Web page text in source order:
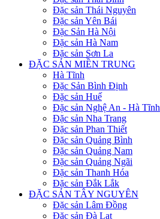
Đặc sản Thái Nguyên
Đặc sản Yên Bái
Đặc Sản Hà Nội
Đặc sản Hà Nam
Đặc sản Sơn La
ĐẶC SẢN MIỀN TRUNG
Hà Tĩnh
Đặc Sản Bình Định
Đặc sản Huế
Đặc sản Nghệ An - Hà Tĩnh
Đặc sản Nha Trang
Đặc sản Phan Thiết
Đặc sản Quảng Bình
Đặc sản Quảng Nam
Đặc sản Quảng Ngãi
Đặc sản Thanh Hóa
Đặc sản Đắk Lắk
ĐẶC SẢN TÂY NGUYÊN
Đặc sản Lâm Đồng
Đặc sản Đà Lạt